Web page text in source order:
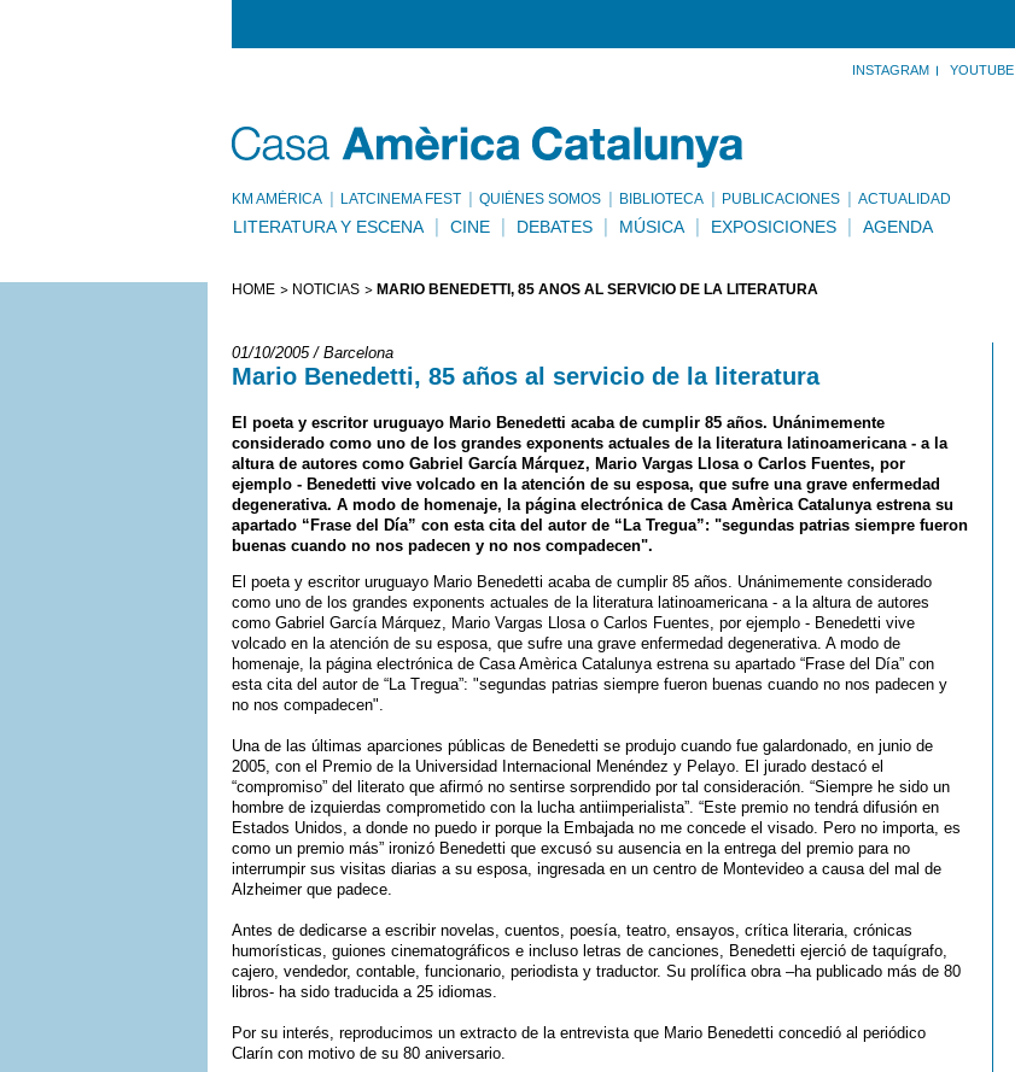
INSTAGRAM YOUTUBE
KM AMÈRICA LATCINEMA FEST QUIÉNES SOMOS BIBLIOTECA PUBLICACIONES ACTUALIDAD
LITERATURA Y ESCENA CINE DEBATES MÚSICA EXPOSICIONES AGENDA
HOME NOTICIAS MARIO BENEDETTI, 85 AÑOS AL SERVICIO DE LA LITERATURA
01/10/2005 / Barcelona
Mario Benedetti, 85 años al servicio de la literatura
El poeta y escritor uruguayo Mario Benedetti acaba de cumplir 85 años. Unánimemente
considerado como uno de los grandes exponents actuales de la literatura latinoamericana - a la
altura de autores como Gabriel García Márquez, Mario Vargas Llosa o Carlos Fuentes, por
ejemplo - Benedetti vive volcado en la atención de su esposa, que sufre una grave enfermedad
degenerativa. A modo de homenaje, la página electrónica de Casa Amèrica Catalunya estrena su
apartado “Frase del Día” con esta cita del autor de “La Tregua”: "segundas patrias siempre fueron
buenas cuando no nos padecen y no nos compadecen".
El poeta y escritor uruguayo Mario Benedetti acaba de cumplir 85 años. Unánimemente considerado
como uno de los grandes exponents actuales de la literatura latinoamericana - a la altura de autores
como Gabriel García Márquez, Mario Vargas Llosa o Carlos Fuentes, por ejemplo - Benedetti vive
volcado en la atención de su esposa, que sufre una grave enfermedad degenerativa. A modo de
homenaje, la página electrónica de Casa Amèrica Catalunya estrena su apartado “Frase del Día” con
esta cita del autor de “La Tregua”: "segundas patrias siempre fueron buenas cuando no nos padecen y
no nos compadecen".
Una de las últimas aparciones públicas de Benedetti se produjo cuando fue galardonado, en junio de
2005, con el Premio de la Universidad Internacional Menéndez y Pelayo. El jurado destacó el
“compromiso” del literato que afirmó no sentirse sorprendido por tal consideración. “Siempre he sido un
hombre de izquierdas comprometido con la lucha antiimperialista”. “Este premio no tendrá difusión en
Estados Unidos, a donde no puedo ir porque la Embajada no me concede el visado. Pero no importa, es
como un premio más” ironizó Benedetti que excusó su ausencia en la entrega del premio para no
interrumpir sus visitas diarias a su esposa, ingresada en un centro de Montevideo a causa del mal de
Alzheimer que padece.
Antes de dedicarse a escribir novelas, cuentos, poesía, teatro, ensayos, crítica literaria, crónicas
humorísticas, guiones cinematográficos e incluso letras de canciones, Benedetti ejerció de taquígrafo,
cajero, vendedor, contable, funcionario, periodista y traductor. Su prolífica obra –ha publicado más de 80
libros- ha sido traducida a 25 idiomas.
Por su interés, reproducimos un extracto de la entrevista que Mario Benedetti concedió al periódico
Clarín con motivo de su 80 aniversario.